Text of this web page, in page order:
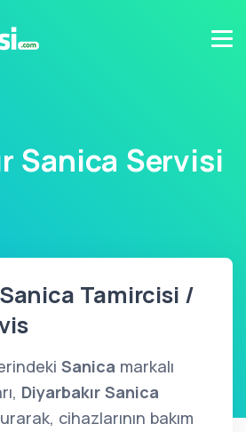
Sanica Servisi
Tamircisi /
Sanica markalı
Diyarbakır Sanica
cihazlarının bakım